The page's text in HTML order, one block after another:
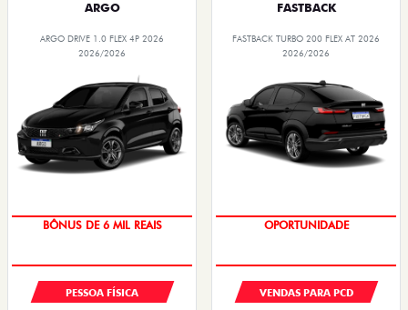
ARGO
ARGO DRIVE 1.0 FLEX 4P 2026
2026/2026
TAXA ZERO
PESSOA FÍSICA
FASTBACK
FASTBACK TURBO 200 FLEX AT 2026
2026/2026
OPORTUNIDADE
VENDAS PARA PCD